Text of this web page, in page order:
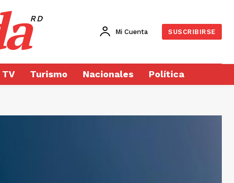
RD
Mi Cuenta SUSCRIBIRSE
TV Turismo Nacionales Política